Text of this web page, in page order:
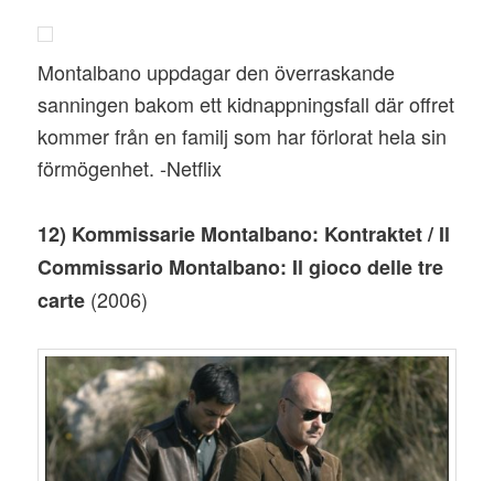
Montalbano uppdagar den överraskande
sanningen bakom ett kidnappningsfall där offret
kommer från en familj som har förlorat hela sin
förmögenhet. -Netflix
12) Kommissarie Montalbano: Kontraktet / Il
Commissario Montalbano: Il gioco delle tre
carte (2006)